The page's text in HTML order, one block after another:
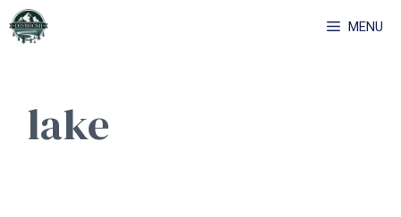
Skip
to
MENU
lake